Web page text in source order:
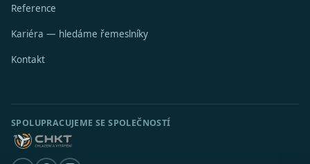
Reference
Kariéra — hledáme řemeslníky
Kontakt
SPOLUPRACUJEME SE SPOLEČNOSTÍ